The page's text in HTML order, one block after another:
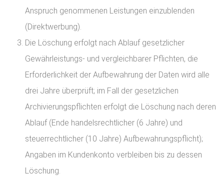
Anspruch genommenen Leistungen einzublenden
(Direktwerbung).
Die Löschung erfolgt nach Ablauf gesetzlicher
Gewährleistungs- und vergleichbarer Pflichten, die
Erforderlichkeit der Aufbewahrung der Daten wird alle
drei Jahre überprüft; im Fall der gesetzlichen
Archivierungspflichten erfolgt die Löschung nach deren
Ablauf (Ende handelsrechtlicher (6 Jahre) und
steuerrechtlicher (10 Jahre) Aufbewahrungspflicht);
Angaben im Kundenkonto verbleiben bis zu dessen
Löschung.